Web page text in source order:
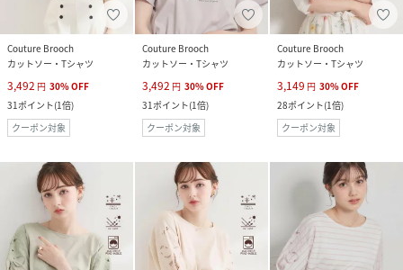
Couture Brooch
カットソー・Tシャツ
3,492 円 30%OFF
31ポイント(1倍)
クーポン対象
Couture Brooch
カットソー・Tシャツ
3,492 円 30%OFF
31ポイント(1倍)
クーポン対象
Couture Brooch
カットソー・Tシャツ
3,149 円 30%OFF
28ポイント(1倍)
クーポン対象